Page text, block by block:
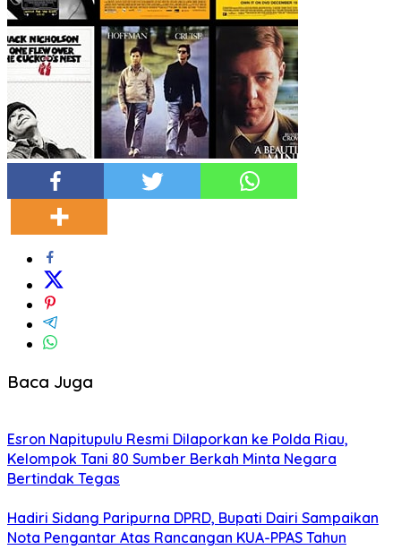
Baca Juga
Esron Napitupulu Resmi Dilaporkan ke Polda Riau,
Kelompok Tani 80 Sumber Berkah Minta Negara
Bertindak Tegas
Hadiri Sidang Paripurna DPRD, Bupati Dairi Sampaikan
Nota Pengantar Atas Rancangan KUA-PPAS Tahun